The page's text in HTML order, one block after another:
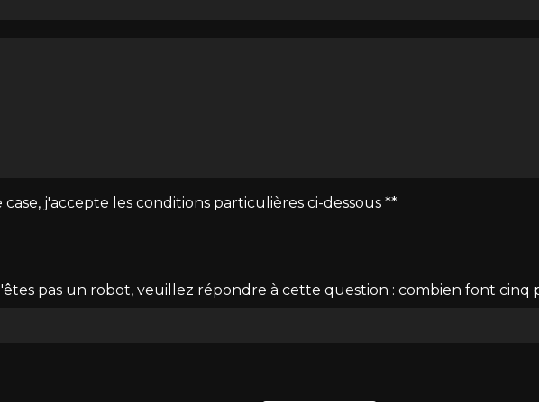
j'accepte les conditions particulières ci-dessous **
pas un robot, veuillez répondre à cette question : combien font cinq